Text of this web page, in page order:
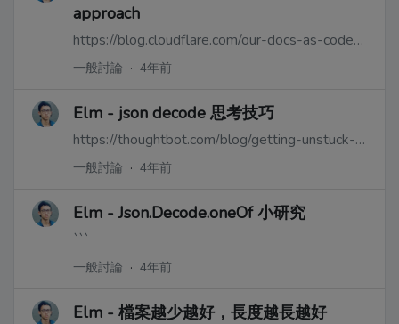
approach
https://blog.cloudflare.com/our-docs-as-code-approach/
一般討論 · 4年前
Elm - json decode 思考技巧
https://thoughtbot.com/blog/getting-unstuck-with-elm-json-decoders
一般討論 · 4年前
Elm - Json.Decode.oneOf 小研究
```
一般討論 · 4年前
Elm - 檔案越少越好，長度越長越好